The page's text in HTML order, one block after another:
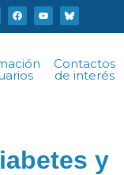
F
a
c
o
k
Y
o
u
Contactos
de interés
y